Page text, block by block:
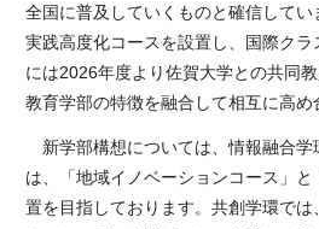
全国に普及していくものと確信して
実践高度化コースを設置し、国際ク
には2026年度より佐賀大学との共同
教育学部の特徴を融合して相互に高め
新学部構想については、情報融合学
は、「地域イノベーションコース」
置を目指しております。共創学環で